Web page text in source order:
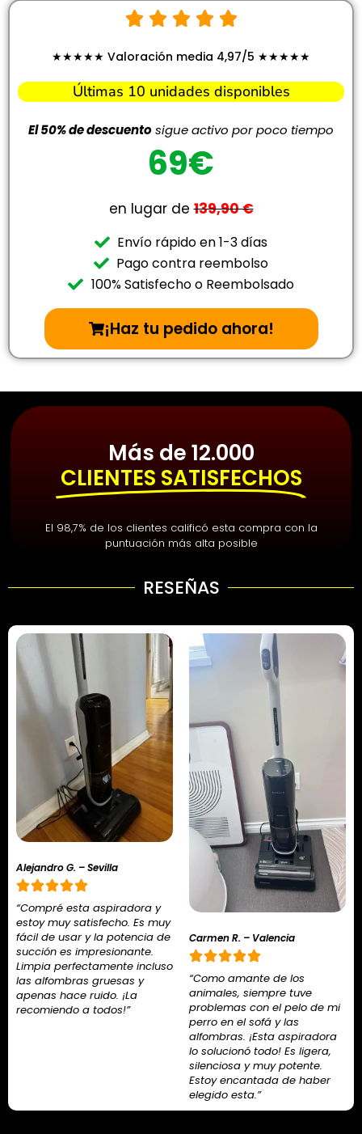
★★★★★ Valoración media 4,97/5 ★★★★★
Últimas 10 unidades disponibles
El 50% de descuentosigue activo por poco tiempo
69€
en lugar de139,90 €
Envío rápido en 1-3 días
Pago contra reembolso
100% Satisfecho o Reembolsado
¡Haz tu pedido ahora!
Más de 12.000
CLIENTES SATISFECHOS
El 98,7% de los clientes calificó esta compra con la
puntuación más alta posible
RESEÑAS
Alejandro G. – Sevilla
“Compré esta aspiradora y
estoy muy satisfecho. Es muy
fácil de usar y la potencia de
succión es impresionante.
Limpia perfectamente incluso
las alfombras gruesas y
apenas hace ruido. ¡La
recomiendo a todos!”
Carmen R. – Valencia
“Como amante de los
animales, siempre tuve
problemas con el pelo de mi
perro en el sofá y las
alfombras. ¡Esta aspiradora
lo solucionó todo! Es ligera,
silenciosa y muy potente.
Estoy encantada de haber
elegido esta.”